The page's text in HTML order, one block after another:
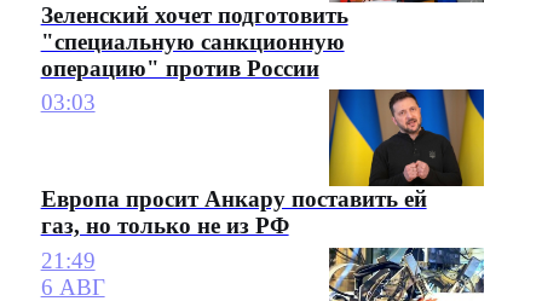
Зеленский хочет подготовить
"специальную санкционную
операцию" против России
03:03
Европа просит Анкару поставить ей
газ, но только не из РФ
21:49
6 АВГ